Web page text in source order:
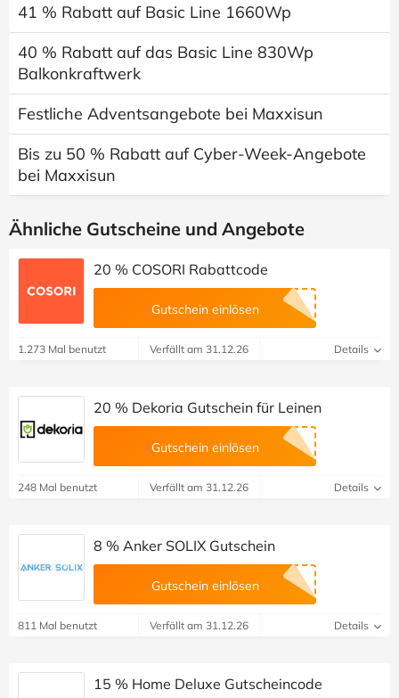
41 % Rabatt auf Basic Line 1660Wp
40 % Rabatt auf das Basic Line 830Wp
Balkonkraftwerk
Festliche Adventsangebote bei Maxxisun
Bis zu 50 % Rabatt auf Cyber-Week-Angebote
bei Maxxisun
Ähnliche Gutscheine und Angebote
20 % COSORI Rabattcode
Gutschein einlösen
1.273 Mal benutzt Verfällt am 31.12.26 Details
20 % Dekoria Gutschein für Leinen
Gutschein einlösen
248 Mal benutzt Verfällt am 31.12.26 Details
8 % Anker SOLIX Gutschein
Gutschein einlösen
811 Mal benutzt Verfällt am 31.12.26 Details
15 % Home Deluxe Gutscheincode